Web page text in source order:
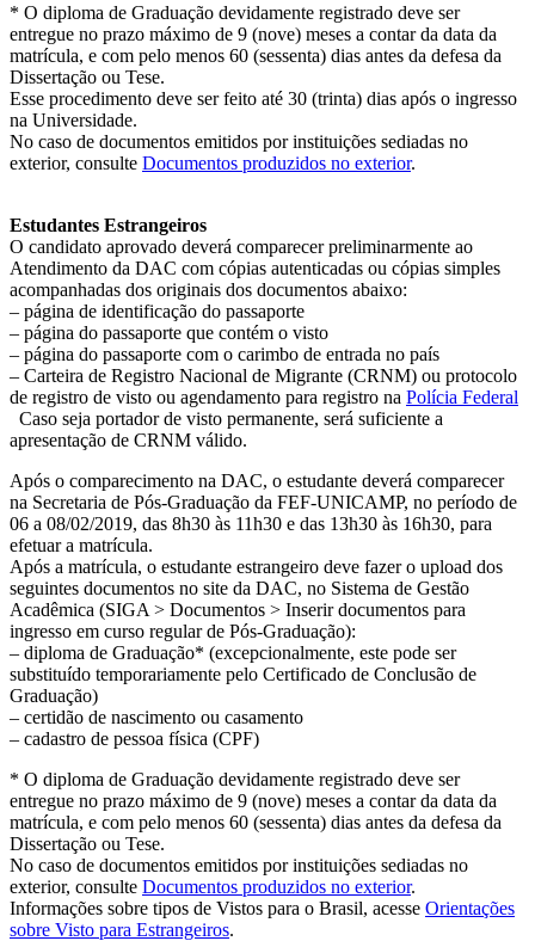
* O diploma de Graduação devidamente registrado deve ser
entregue no prazo máximo de 9 (nove) meses a contar da data da
matrícula, e com pelo menos 60 (sessenta) dias antes da defesa da
Dissertação ou Tese.
Esse procedimento deve ser feito até 30 (trinta) dias após o ingresso
na Universidade.
No caso de documentos emitidos por instituições sediadas no
exterior, consulte Documentos produzidos no exterior.
Estudantes Estrangeiros
O candidato aprovado deverá comparecer preliminarmente ao
Atendimento da DAC com cópias autenticadas ou cópias simples
acompanhadas dos originais dos documentos abaixo:
– página de identificação do passaporte
– página do passaporte que contém o visto
– página do passaporte com o carimbo de entrada no país
– Carteira de Registro Nacional de Migrante (CRNM) ou protocolo
de registro de visto ou agendamento para registro na Polícia Federal
Caso seja portador de visto permanente, será suficiente a
apresentação de CRNM válido.
Após o comparecimento na DAC, o estudante deverá comparecer
na Secretaria de Pós-Graduação da FEF-UNICAMP, no período de
06 a 08/02/2019, das 8h30 às 11h30 e das 13h30 às 16h30, para
efetuar a matrícula.
Após a matrícula, o estudante estrangeiro deve fazer o upload dos
seguintes documentos no site da DAC, no Sistema de Gestão
Acadêmica (SIGA > Documentos > Inserir documentos para
ingresso em curso regular de Pós-Graduação):
– diploma de Graduação* (excepcionalmente, este pode ser
substituído temporariamente pelo Certificado de Conclusão de
Graduação)
– certidão de nascimento ou casamento
– cadastro de pessoa física (CPF)
* O diploma de Graduação devidamente registrado deve ser
entregue no prazo máximo de 9 (nove) meses a contar da data da
matrícula, e com pelo menos 60 (sessenta) dias antes da defesa da
Dissertação ou Tese.
No caso de documentos emitidos por instituições sediadas no
exterior, consulte Documentos produzidos no exterior.
Informações sobre tipos de Vistos para o Brasil, acesse Orientações
sobre Visto para Estrangeiros.